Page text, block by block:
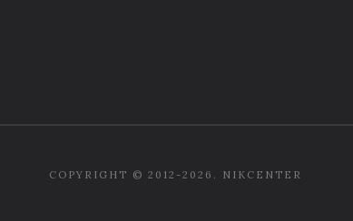
COPYRIGHT © 2012-2026. NIKCENTER